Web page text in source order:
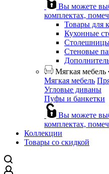
Вы можете
комплектах,
Товары для
Кухонные
Стеновые
Мягкая мебель
Мягкая мебель
Угловые диваны
Пуфы и банкетки
Вы можете
комплектах,
Коллекции
Товары со скидкой